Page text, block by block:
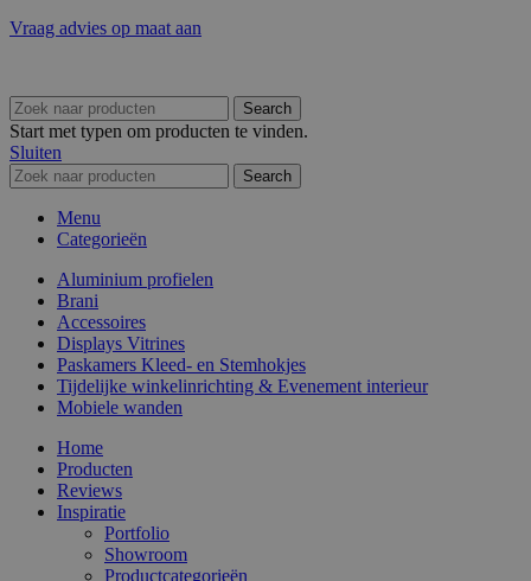
Vraag advies op maat aan
Search
Start met typen om producten te vinden.
Sluiten
Search
Menu
Categorieën
Aluminium profielen
Brani
Accessoires
Displays Vitrines
Paskamers Kleed- en Stemhokjes
Tijdelijke winkelinrichting & Evenement interieur
Mobiele wanden
Home
Producten
Reviews
Inspiratie
Portfolio
Showroom
Productcategorieën